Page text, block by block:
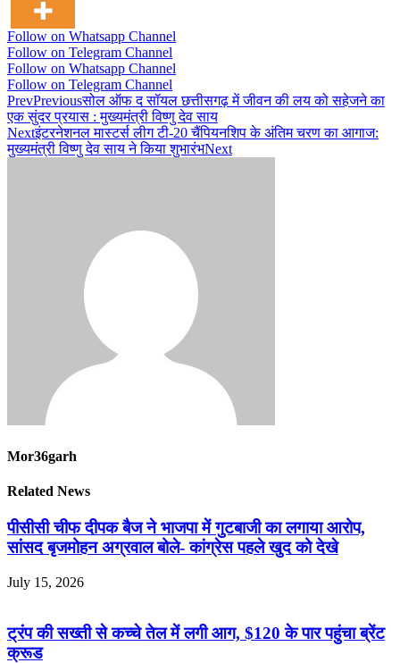
Follow on Whatsapp Channel
Follow on Telegram Channel
Follow on Whatsapp Channel
Follow on Telegram Channel
PrevPreviousसोल ऑफ द सॉयल छत्तीसगढ़ में जीवन की लय को सहेजने का
एक सुंदर प्रयास : मुख्यमंत्री विष्णु देव साय
Nextइंटरनेशनल मास्टर्स लीग टी-20 चैंपियनशिप के अंतिम चरण का आगाज:
मुख्यमंत्री विष्णु देव साय ने किया शुभारंभNext
Mor36garh
Related News
पीसीसी चीफ दीपक बैज ने भाजपा में गुटबाजी का लगाया आरोप,
सांसद बृजमोहन अग्रवाल बोले- कांग्रेस पहले खुद को देखे
July 15, 2026
ट्रंप की सख्ती से कच्चे तेल में लगी आग, $120 के पार पहुंचा ब्रेंट
क्रूड